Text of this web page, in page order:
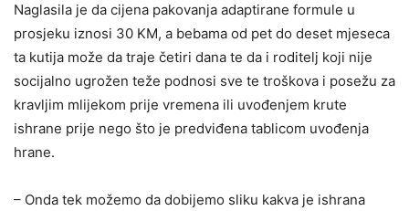
Naglasila je da cijena pakovanja adaptirane formule u
prosjeku iznosi 30 KM, a bebama od pet do deset mjeseca
ta kutija može da traje četiri dana te da i roditelj koji nije
socijalno ugrožen teže podnosi sve te troškova i posežu za
kravljim mlijekom prije vremena ili uvođenjem krute
ishrane prije nego što je predviđena tablicom uvođenja
hrane.
– Onda tek možemo da dobijemo sliku kakva je ishrana